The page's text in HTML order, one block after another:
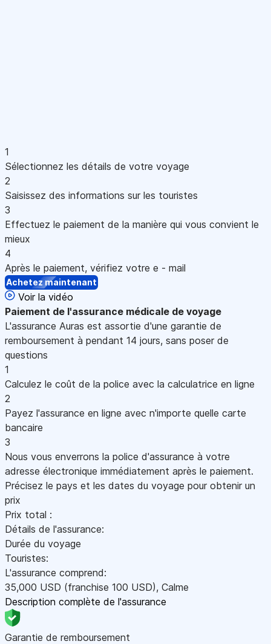
1
Sélectionnez les détails de votre voyage
2
Saisissez des informations sur les touristes
3
Effectuez le paiement de la manière qui vous convient le
mieux
4
Après le paiement, vérifiez votre e - mail
Achetez maintenant
Voir la vidéo
Paiement de l'assurance médicale de voyage
L'assurance Auras est assortie d'une garantie de
remboursement à pendant 14 jours, sans poser de
questions
1
Calculez le coût de la police avec la calculatrice en ligne
2
Payez l'assurance en ligne avec n'importe quelle carte
bancaire
3
Nous vous enverrons la police d'assurance à votre
adresse électronique immédiatement après le paiement.
Précisez le pays et les dates du voyage pour obtenir un
prix
Prix total :
Détails de l'assurance:
Durée du voyage
Touristes:
L'assurance comprend:
35,000 USD (franchise 100 USD), Calme
Description complète de l'assurance
Garantie de remboursement